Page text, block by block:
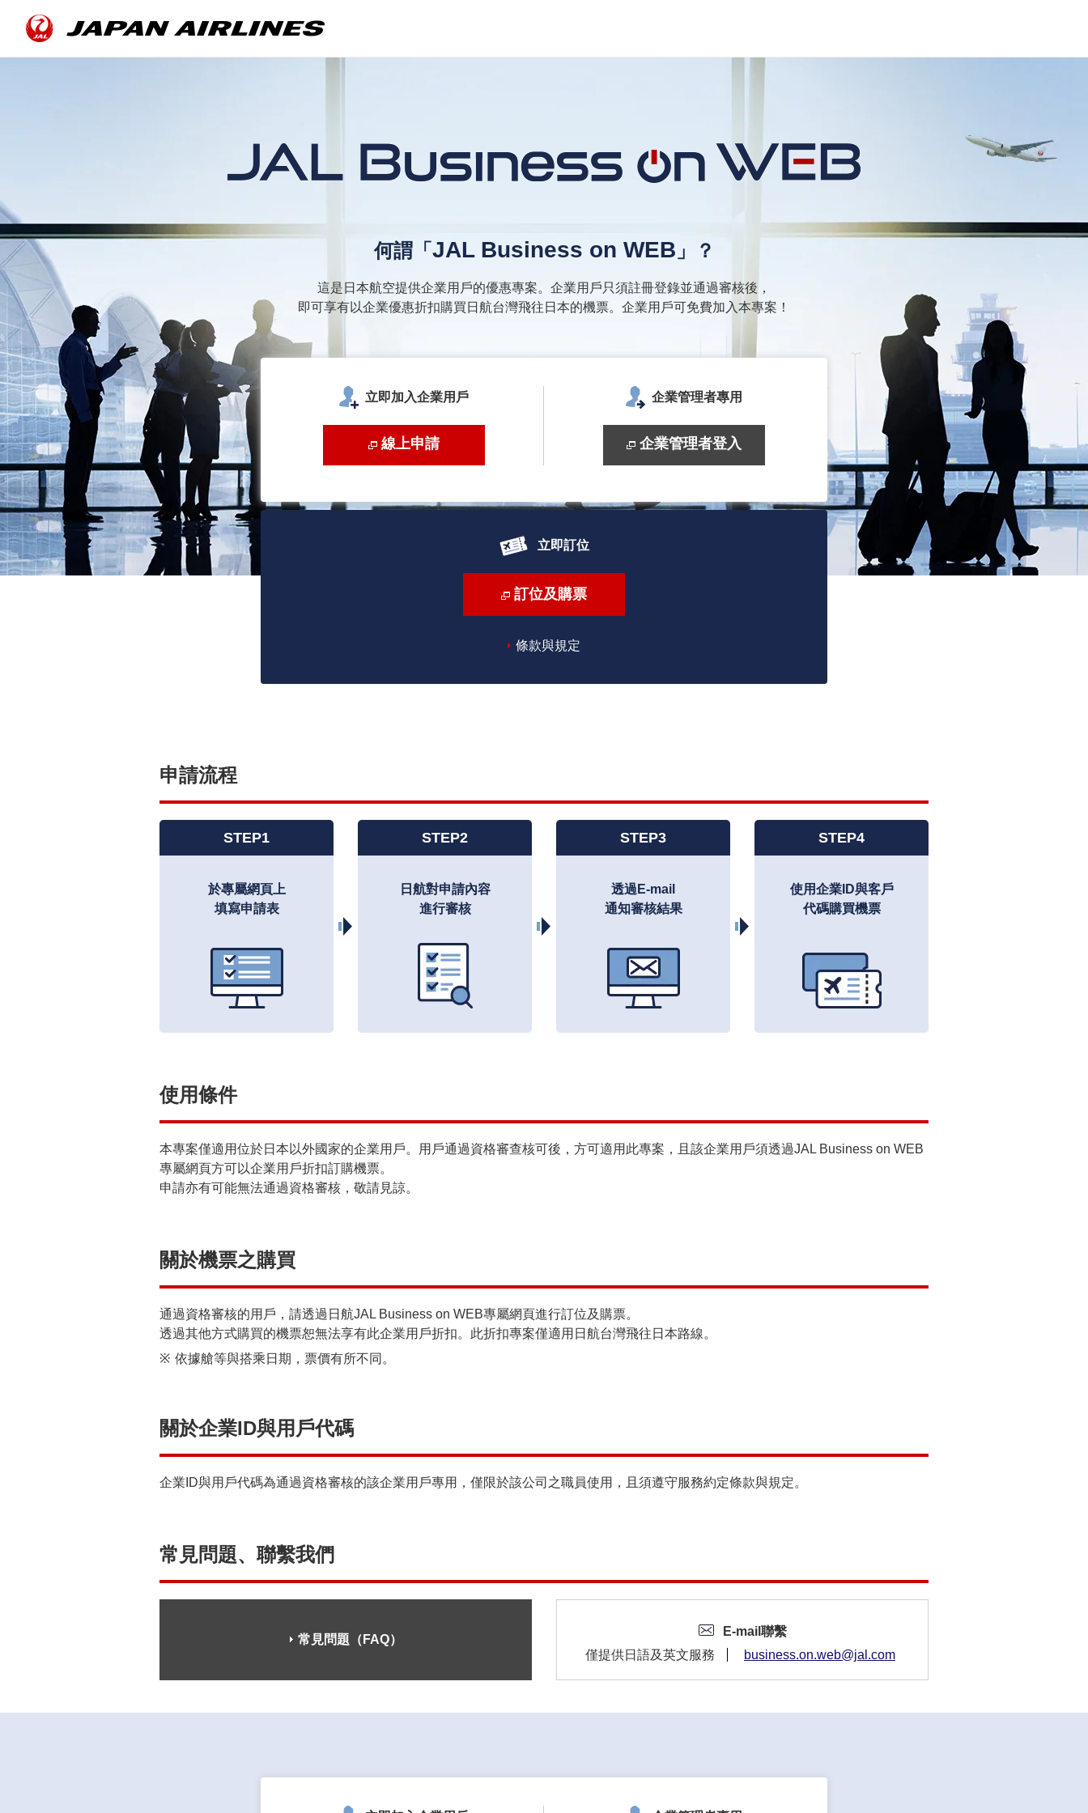
何謂「 JAL Business on WEB 」？
這是日本航空提供企業用戶的優惠專案。企業用戶只須註冊登錄並通過審核後，
即可享有以企業優惠折扣購買日航台灣飛往日本的機票。企業用戶可免費加入本專案！
立即加入企業用戶
線上申請
企業管理者專用
企業管理者登入
立即訂位
訂位及購票
條款與規定
申請流程
STEP1
於專屬網頁上
填寫申請表
STEP2
日航對申請內容
進行審核
STEP3
透過E-mail
通知審核結果
STEP4
使用企業ID與客戶
代碼購買機票
使用條件
本專案僅適用位於日本以外國家的企業用戶。用戶通過資格審查核可後，方可適用此專案，且該企業用戶須透過JAL Business on WEB
專屬網頁方可以企業用戶折扣訂購機票。
申請亦有可能無法通過資格審核，敬請見諒。
關於機票之購買
通過資格審核的用戶，請透過日航JAL Business on WEB專屬網頁進行訂位及購票。
透過其他方式購買的機票恕無法享有此企業用戶折扣。此折扣專案僅適用日航台灣飛往日本路線。
※ 依據艙等與搭乘日期，票價有所不同。
關於企業ID與用戶代碼
企業ID與用戶代碼為通過資格審核的該企業用戶專用，僅限於該公司之職員使用，且須遵守服務約定條款與規定。
常見問題、聯繫我們
常見問題（FAQ）
E-mail聯繫
僅提供日語及英文服務
business.on.web@jal.com